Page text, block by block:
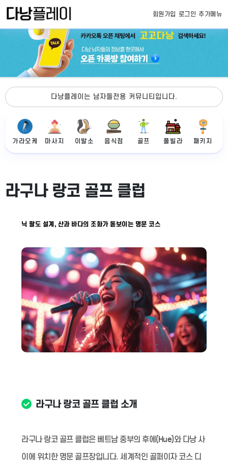
회원가입 로그인 추가메뉴
다낭플레이는 남자들전용 커뮤니티입니다.
가라오케 마사지 이발소 음식점 골프 풀빌라 패키지
라구나 랑코 골프 클럽
닉 팔도 설계, 산과 바다의 조화가 돋보이는 명문 코스
라구나 랑코 골프 클럽 소개
라구나 랑코 골프 클럽은 베트남 중부의 후에(Hue)와 다낭 사
이에 위치한 명문 골프장입니다. 세계적인 골퍼이자 코스 디